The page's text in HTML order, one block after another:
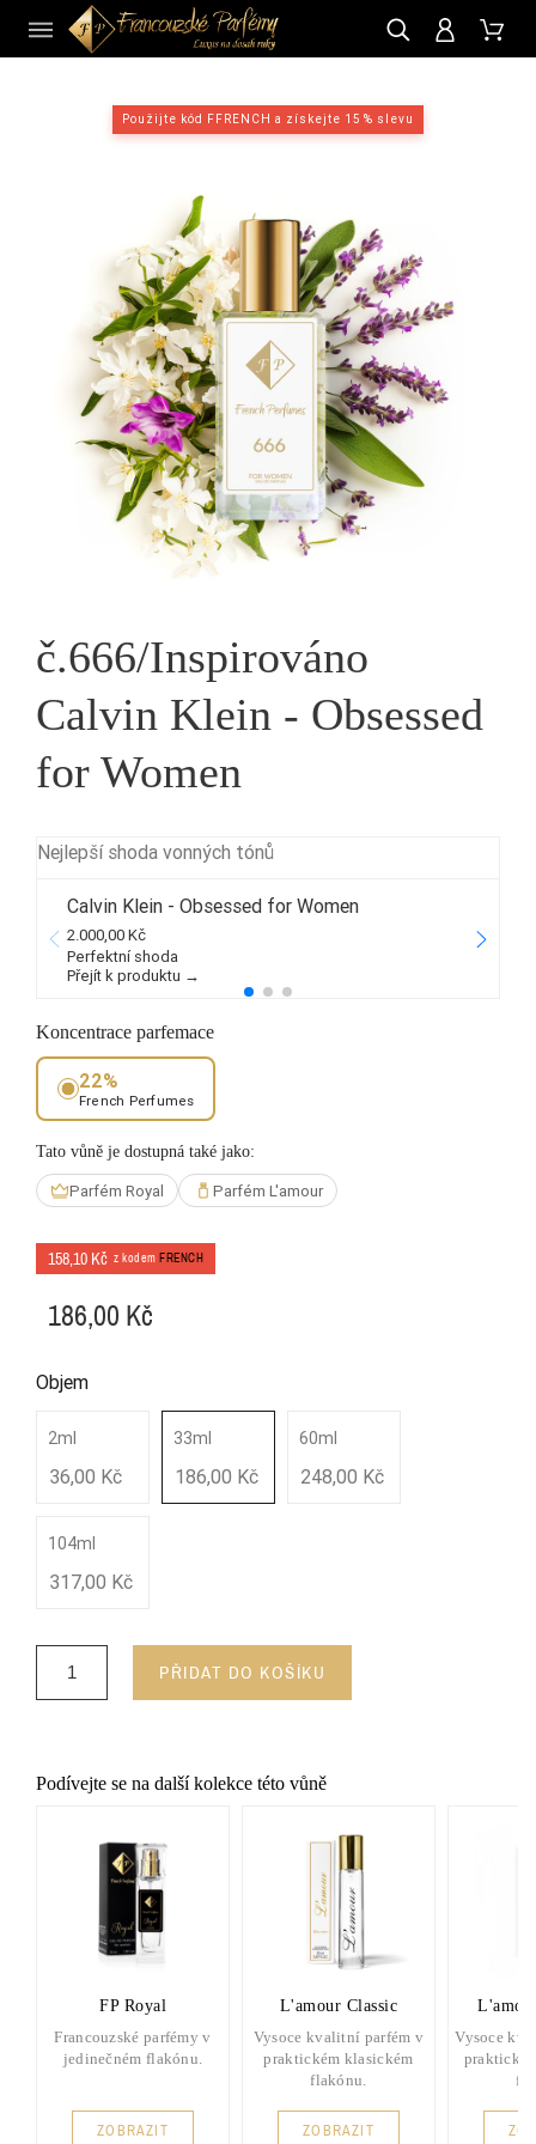
Použijte kód FFRENCH a získejte 15 % slevu
č.666/Inspirováno
Calvin Klein - Obsessed
for Women
Nejlepší shoda vonných tónů
Calvin Klein - Obsessed for Women
2.000,00 Kč
Perfektní shoda
Přejít k produktu →
Koncentrace parfemace
22%
French Perfumes
Tato vůně je dostupná také jako:
Parfém Royal Parfém L'amour
158,10 Kč z kodem FRENCH
186,00 Kč
Objem
2ml
36,00 Kč
33ml
186,00 Kč
60ml
248,00 Kč
104ml
317,00 Kč
PŘIDAT DO KOŠÍKU
Podívejte se na další kolekce této vůně
FP Royal
Francouzské parfémy v
jedinečném flakónu.
ZOBRAZIT
L'amour Classic
Vysoce kvalitní parfém v
praktickém klasickém
flakónu.
ZOBRAZIT
Vysoce
CZ